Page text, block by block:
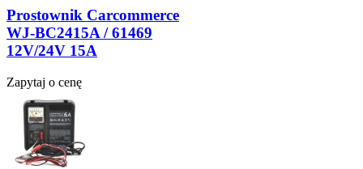
Prostownik Carcommerce
WJ-BC2415A / 61469
12V/24V 15A
Zapytaj o cenę